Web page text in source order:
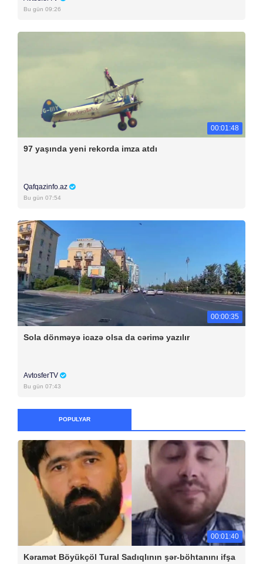
Bu gün 09:26
00:01:48
97 yaşında yeni rekorda imza atdı
Qafqazinfo.az
Bu gün 07:54
00:00:35
Sola dönməyə icazə olsa da cərimə yazılır
AvtosferTV
Bu gün 07:43
POPULYAR
00:01:40
Kəramət Böyükçöl Tural Sadıqlının şər-böhtanını ifşa